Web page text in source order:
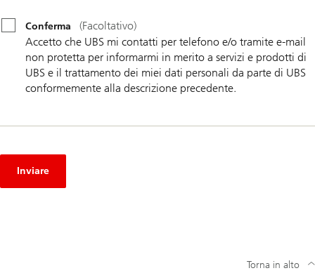
Conferma
Conferma
(Facoltativo)
Accetto che UBS mi contatti per telefono e/o tramite e-mail
non protetta per informarmi in merito a servizi e prodotti di
UBS e il trattamento dei miei dati personali da parte di UBS
conformemente alla descrizione precedente.
Inviare
Torna in alto